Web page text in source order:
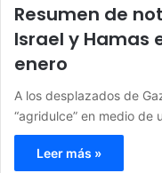
Resumen de
Israel y Hamas
enero
A los desplazados de
“agridulce” en medio de
Leer más »